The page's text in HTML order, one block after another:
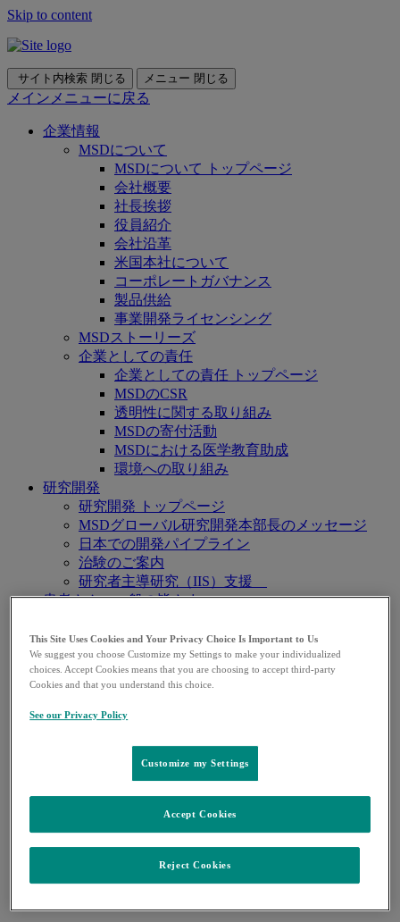
Skip to content
サイト内検索 閉じる メニュー 閉じる
メインメニューに戻る
企業情報
MSDについて
MSDについて トップページ
会社概要
社長挨拶
役員紹介
会社沿革
米国本社について
コーポレートガバナンス
製品供給
事業開発ライセンシング
MSDストーリーズ
企業としての責任
企業としての責任 トップページ
MSDのCSR
透明性に関する取り組み
MSDの寄付活動
MSDにおける医学教育助成
環境への取り組み
研究開発
研究開発 トップページ
MSDグローバル研究開発本部長のメッセージ
日本での開発パイプライン
治験のご案内
研究者主導研究（IIS）支援
患者さん・一般の皆さま
MSDくすりとワクチンの情報一覧
MSDマニュアル家庭版
医療関係者の皆さま
製品関連情報
MSDマニュアルプロフェッショナル版
働きがいのある職場
ダイバーシティ＆インクルージョン
採用情報
新卒採用
This Site Uses Cookies and Your Privacy Choice Is Important to Us
We suggest you choose Customize my Settings to make your individualized
choices. Accept Cookies means that you are choosing to accept third-party
Cookies and that you understand this choice.
See our Privacy Policy
Customize my Settings
Reject Cookies
Accept Cookies